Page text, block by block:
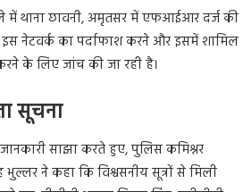
में थाना छावनी, अमृतसर में एफआईआर दर्ज की
नेटवर्क का पर्दाफाश करने और इसमें शामिल
के लिए जांच की जा रही है।
सूचना
साझा करते हुए, पुलिस कमिश्नर
भुल्लर ने कहा कि विश्वसनीय सूत्रों से मिली